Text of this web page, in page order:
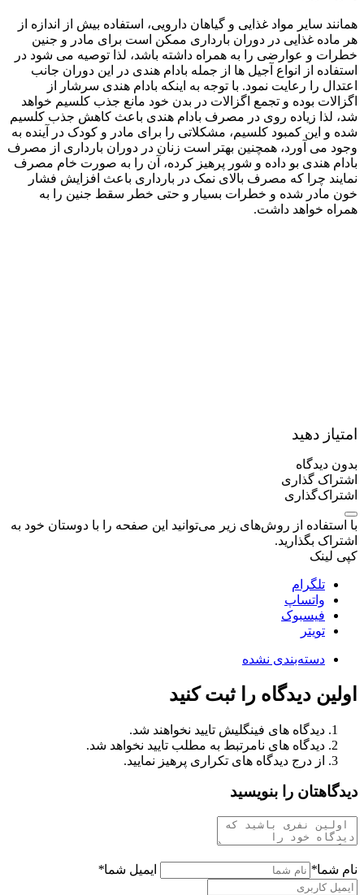
همانند سایر مواد غذایی و گیاهان دارویی، استفاده بیش از اندازه از
هر ماده غذایی در دوران بارداری ممکن است برای مادر و جنین
خطرات و عوارضی را به همراه داشته باشد، لذا توصیه می شود در
استفاده از انواع آجیل ها از جمله بادام هندی در این دوران جانب
اعتدال را رعایت نمود. با توجه به اینکه بادام هندی سرشار از
اگزالات بوده و تجمع اگزالات در بدن خود مانع جذب کلسیم خواهد
شد، لذا زیاده روی در مصرف بادام هندی باعث کاهش جذب کلسیم
شده و این کمبود کلسیم، مشکلاتی را برای مادر و کودک در آینده به
وجود می آورد، همچنین بهتر است زنان در دوران بارداری از مصرف
بادام هندی بو داده و شور پرهیز کرده، آن را به صورت خام مصرف
نمایند چرا که مصرف بالای نمک در بارداری باعث افزایش فشار
خون مادر شده و خطرات بسیار و حتی خطر سقط جنین را به
همراه خواهد داشت.
امتیاز دهید
بدون دیدگاه
اشتراک گذاری
اشتراک‌گذاری
با استفاده از روش‌های زیر می‌توانید این صفحه را با دوستان خود به
اشتراک بگذارید.
کپی لینک
تلگرام
واتساپ
فیسبوک
تویتر
دسته‌بندی نشده
اولین دیدگاه را ثبت کنید
دیدگاه های فینگلیش تایید نخواهند شد.
دیدگاه های نامرتبط به مطلب تایید نخواهد شد.
از درج دیدگاه های تکراری پرهیز نمایید.
دیدگاهتان را بنویسید
نام شما* ایمیل شما*